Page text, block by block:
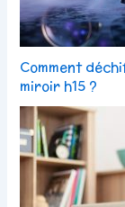
Comment
miroir h15 ?